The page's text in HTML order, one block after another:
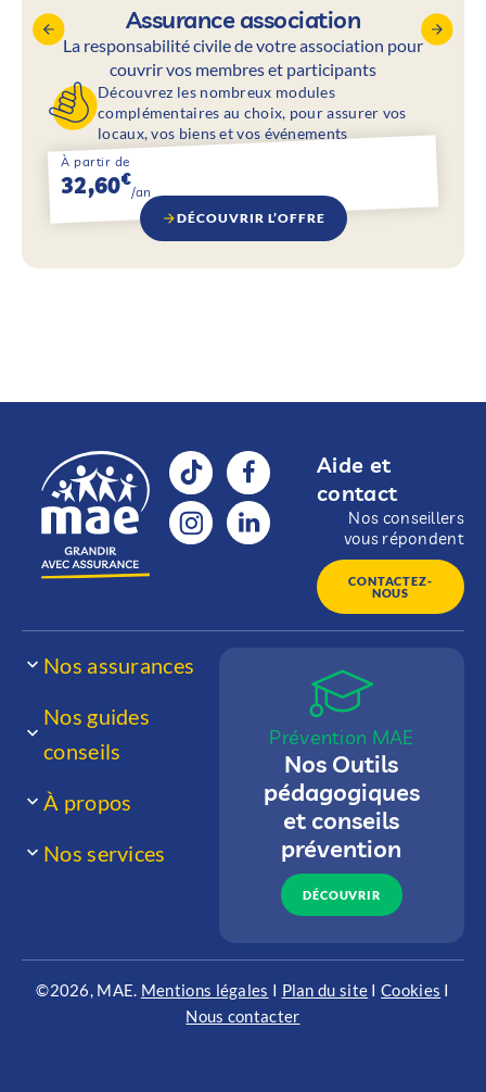
Assurance association
La responsabilité civile de votre association pour
couvrir vos membres et participants
Découvrez les nombreux modules
complémentaires au choix, pour assurer vos
locaux, vos biens et vos événements
À partir de
32,60€
/an
DÉCOUVRIR L’OFFRE
Aide et
contact
Nos conseillers
vous répondent
CONTACTEZ-
NOUS
Nos assurances
Nos guides
conseils
À propos
Nos services
Prévention MAE
Nos Outils
pédagogiques
et conseils
prévention
DÉCOUVRIR
©2026, MAE. Mentions légales I Plan du site ICookies I
Nous contacter